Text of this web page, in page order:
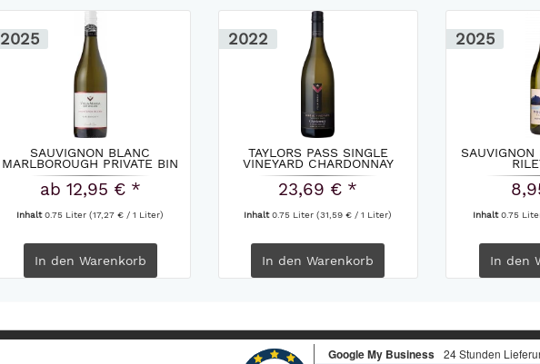
2025
SAUVIGNON BLANC
MARLBOROUGH PRIVATE BIN
VILLA...
ab 12,95 € *
Inhalt0.75 Liter(17,27 € / 1 Liter)
In den Warenkorb
2022
TAYLORS PASS SINGLE
VINEYARD CHARDONNAY
VILLA...
23,69 € *
Inhalt0.75 Liter(31,59 € / 1 Liter)
In den Warenkorb
2025
SAUVIGNON
Inhalt0.75
In den